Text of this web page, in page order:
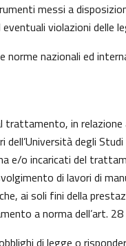
messi a
violazioni delle
nazionali ed
in relazione
degli
e/o incaricati del
di lavori di
ai soli fini della
a norma dell’art. 28
di legge o